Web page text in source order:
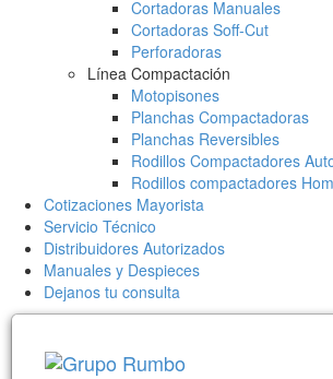
Cortadoras Manuales
Cortadoras Soff-Cut
Perforadoras
Línea Compactación
Motopisones
Planchas Compactadoras
Planchas Reversibles
Rodillos Compactadores
Rodillos compactadores
Cotizaciones Mayorista
Servicio Técnico
Distribuidores Autorizados
Manuales y Despieces
Dejanos tu consulta